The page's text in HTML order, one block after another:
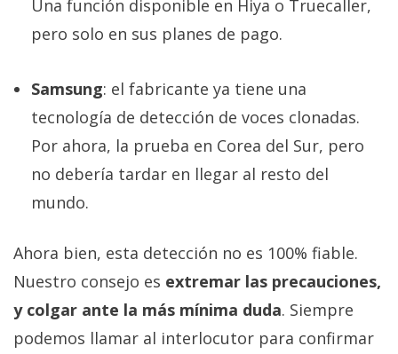
Una función disponible en Hiya o Truecaller,
pero solo en sus planes de pago.
Samsung: el fabricante ya tiene una
tecnología de detección de voces clonadas.
Por ahora, la prueba en Corea del Sur, pero
no debería tardar en llegar al resto del
mundo.
Ahora bien, esta detección no es 100% fiable.
Nuestro consejo es extremar las precauciones,
y colgar ante la más mínima duda. Siempre
podemos llamar al interlocutor para confirmar